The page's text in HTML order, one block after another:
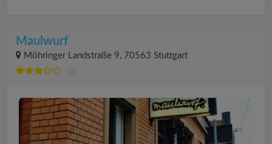
Maulwurf
Möhringer Landstraße 9, 70563 Stuttgart
(3)